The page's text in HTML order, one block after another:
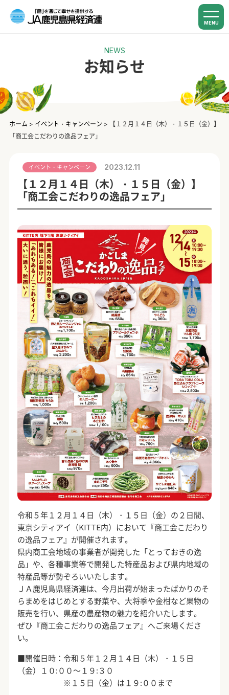
MENU
NEWS
お知らせ
ホーム > イベント・キャンペーン >
【１２月１４日（木）・１５日（金）】
「商工会こだわりの逸品フェア」
イベント・キャンペーン 2023.12.11
【１２月１４日（木）・１５日（金）】
「商工会こだわりの逸品フェア」
令和５年１２月１４日（木）・１５日（金）の２日間、
東京シティアイ（KITTE内）において『商工会こだわり
の逸品フェア』が開催されます。
県内商工会地域の事業者が開発した「とっておきの逸
品」や、各種事業等で開発した特産品および県内地域の
特産品等が勢ぞろいいたします。
ＪＡ鹿児島県経済連は、今月出荷が始まったばかりのそ
らまめをはじめとする野菜や、大将季や金柑など果物の
販売を行い、県産の農産物の魅力を紹介いたします。
ぜひ『商工会こだわりの逸品フェア』へご来場くださ
い。
■開催日時：令和５年１２月１４日（木）・１５日
（金）１０:００～１９:３０
※１５日（金）は１９:００まで